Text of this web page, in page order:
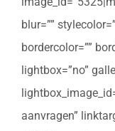
blur=””
bordercolor=””
lightbox=”no”
aanvragen”